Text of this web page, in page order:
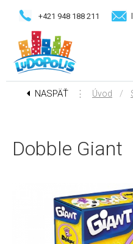
+421 948 188 211
NASPÄŤ ⋮ Úvod /
Dobble Giant